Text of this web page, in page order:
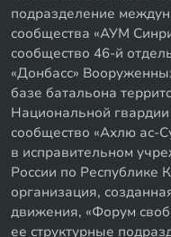
подразделение
сообщества «АУМ
сообщество 46-й
«Донбасс»
базе батальона
Национальной
сообщество «Ахлю ас-
в исправительном
России по
организация,
движения, «Форум
ее структурные